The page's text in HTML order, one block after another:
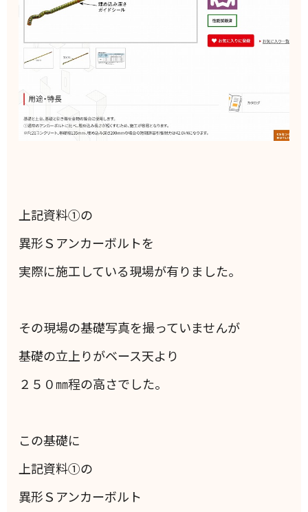
上記資料①の
異形Ｓアンカーボルトを
実際に施工している現場が有りました。
その現場の基礎写真を撮っていませんが
基礎の立上りがベース天より
２５０㎜程の高さでした。
この基礎に
上記資料①の
異形Ｓアンカーボルト